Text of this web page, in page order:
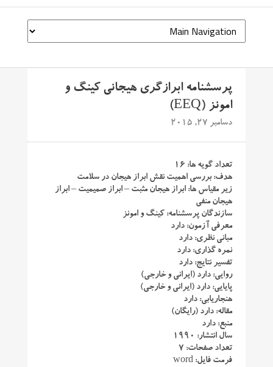
پرسشنامه ابرازگری هیجانی کینگ و
امونز (EEQ)
دسامبر 27, 2015
تعداد گویه ها: ۱۶
هدف: بررسی اهمیت نقش ابراز هیجان در سلامت
زیر مقیاس ها: ابراز هیجان مثبت – ابراز صمیمیت – ابراز
هیجان منفی
سازندگان پرسشنامه: کینگ و امونز
معرفی آزمون: دارد
مبانی نظری: دارد
نمره گذاری: دارد
تفسیر نتایج: دارد
روایی: دارد (ایرانی و خارجی)
پایایی: دارد (ایرانی و خارجی)
هنجاریابی: دارد
مقاله: دارد (رایگان)
منبع: دارد
سال انتشار: ۱۹۹۰
تعداد صفحات: ۷
فرمت فایل: word